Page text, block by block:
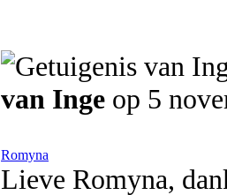
van Inge op 5
Romyna
Lieve Romyna,